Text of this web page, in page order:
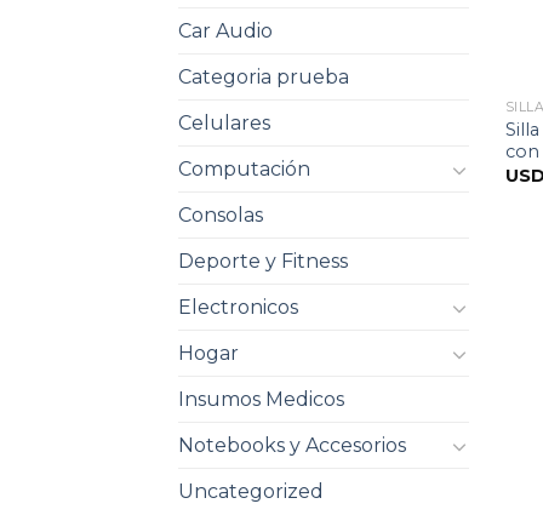
Car Audio
Categoria prueba
Celulares
Computación
Consolas
Deporte y Fitness
Electronicos
Hogar
Insumos Medicos
Notebooks y Accesorios
Uncategorized
con